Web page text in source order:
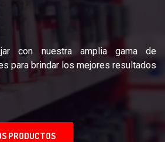
con nuestra amplia gama de
para brindar los mejores resultados
PRODUCTOS